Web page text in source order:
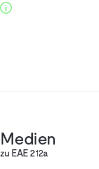
Medien
zu EAE 212a